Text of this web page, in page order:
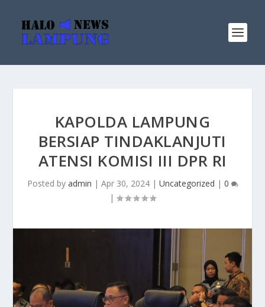
KAPOLDA LAMPUNG
BERSIAP TINDAKLANJUTI
ATENSI KOMISI III DPR RI
Posted by admin | Apr 30, 2024| Uncategorized | 0
|